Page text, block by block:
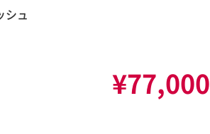
シュ
¥77,000